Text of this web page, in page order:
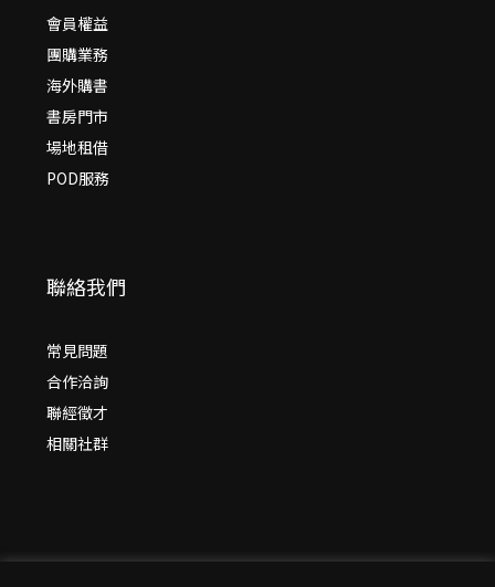
會員權益
團購業務
海外購書
書房門市
場地租借
POD服務
聯絡我們
常見問題
合作洽詢
聯經徵才
相關社群